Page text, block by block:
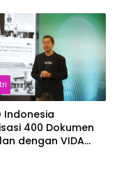
Indonesia
400 Dokumen
dengan VIDA